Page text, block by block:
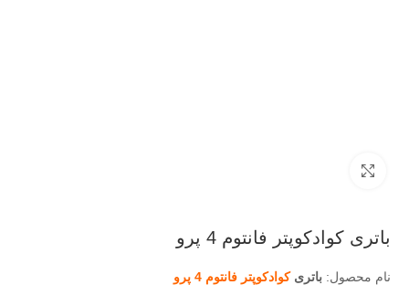
باتری کوادکوپتر فانتوم 4 پرو
نام محصول:باتریکوادکوپتر فانتوم 4 پرو